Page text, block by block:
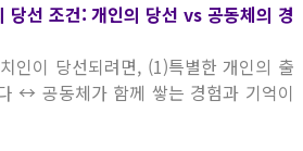
당선 조건: 개인의 당선 vs 공동체의 경
인이 당선되려면, (1)특별한 개인의 출
↔ 공동체가 함께 쌓는 경험과 기억이